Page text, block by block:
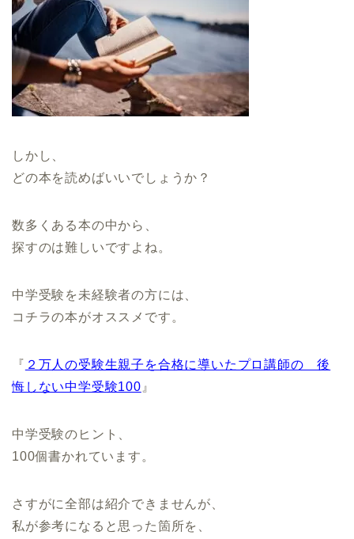
しかし、
どの本を読めばいいでしょうか？
数多くある本の中から、
探すのは難しいですよね。
中学受験を未経験者の方には、
コチラの本がオススメです。
『 ２万人の受験生親子を合格に導いたプロ講師の 後
悔しない中学受験100 』
中学受験のヒント、
100個書かれています。
さすがに全部は紹介できませんが、
私が参考になると思った箇所を、